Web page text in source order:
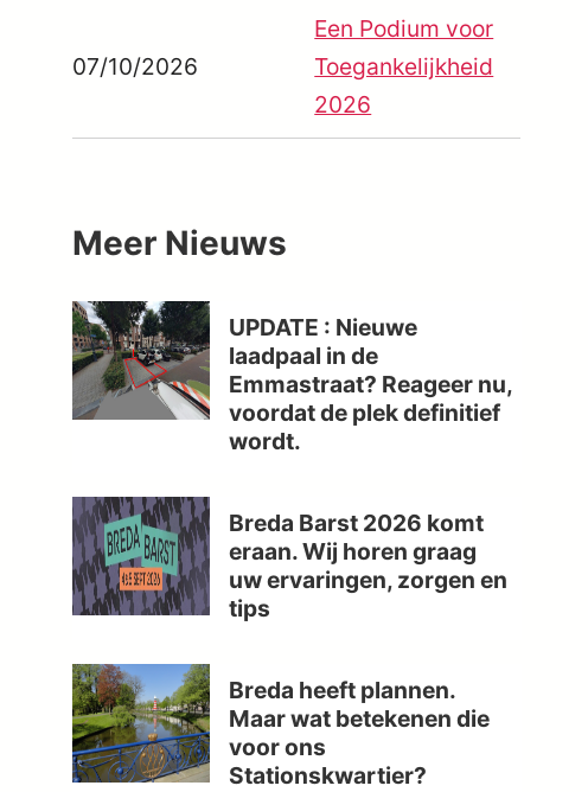
07/10/2026
Een Podium voor
Toegankelijkheid
2026
Meer Nieuws
UPDATE : Nieuwe
laadpaal in de
Emmastraat? Reageer nu,
voordat de plek definitief
wordt.
Breda Barst 2026 komt
eraan. Wij horen graag
uw ervaringen, zorgen en
tips
Breda heeft plannen.
Maar wat betekenen die
voor ons
Stationskwartier?